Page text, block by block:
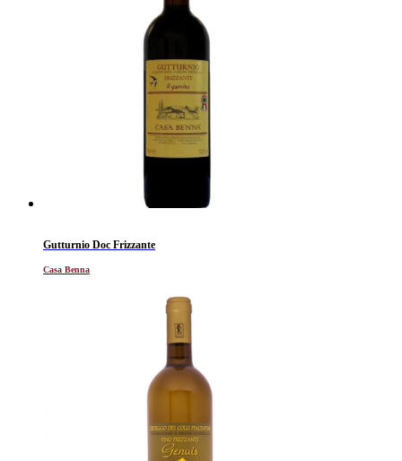
Gutturnio Doc Frizzante
Casa Benna